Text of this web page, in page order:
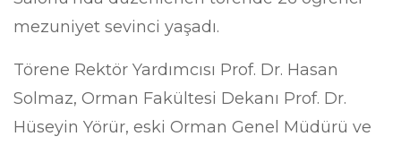
mezuniyet sevinci yaşadı.
Törene Rektör Yardımcısı Prof. Dr. Hasan
Solmaz, Orman Fakültesi Dekanı Prof. Dr.
Hüseyin Yörür, eski Orman Genel Müdürü ve